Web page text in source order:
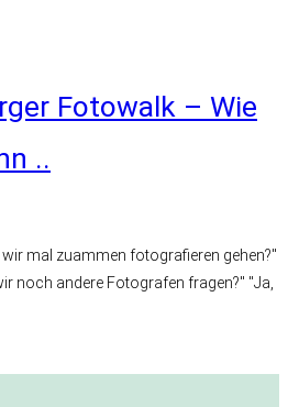
Fotowalk – Wie
..
mal zuammen fotografieren gehen?"
noch andere Fotografen fragen?" "Ja,